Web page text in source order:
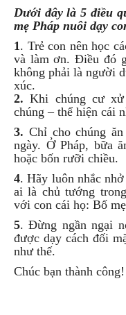
Dưới đây là 5 điều
mẹ Pháp nuôi dạy
1. Trẻ con nên học
và làm ơn. Điều đó
không phải là người
xúc.
2. Khi chúng cư
chúng – thể hiện cái
3. Chỉ cho chúng
ngày. Ở Pháp, bữa
hoặc bốn rưỡi chiều.
4. Hãy luôn nhắc
ai là chủ tướng
với con cái họ: Bố
5. Đừng ngần ngại
được dạy cách đối
như thế.
Chúc bạn thành công!